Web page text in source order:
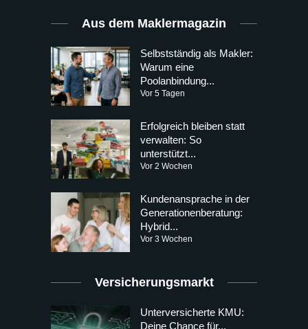
Aus dem Maklermagazin
Selbstständig als Makler:
Warum eine
Poolanbindung...
Vor 5 Tagen
Erfolgreich bleiben statt
verwalten: So
unterstützt...
Vor 2 Wochen
Kundenansprache in der
Generationenberatung:
Hybrid...
Vor 3 Wochen
Versicherungsmarkt
Unterversicherte KMU:
Deine Chance für...